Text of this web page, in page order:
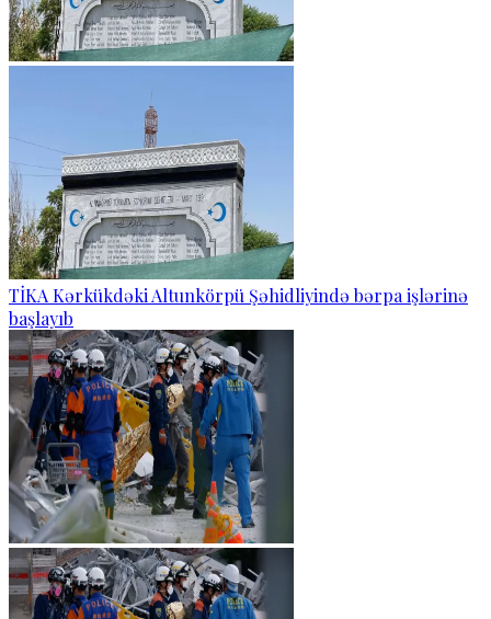
TİKA Kərkükdəki Altunkörpü Şəhidliyində bərpa işlərinə
başlayıb